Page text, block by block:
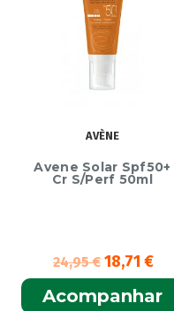
AVÈNE
Avene Solar Spf50+
Cr S/Perf 50ml
24,95€ 18,71 €
Acompanhar